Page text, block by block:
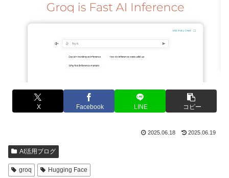
X Facebook LINE コピー
2025.06.18 2025.06.19
AI活用ブログ
groq Hugging Face